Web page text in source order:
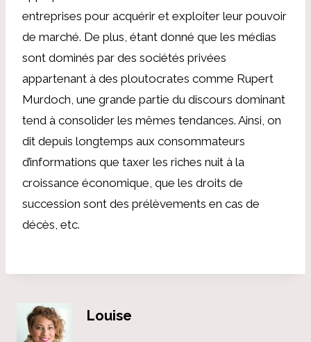
entreprises pour acquérir et exploiter leur pouvoir
de marché. De plus, étant donné que les médias
sont dominés par des sociétés privées
appartenant à des ploutocrates comme Rupert
Murdoch, une grande partie du discours dominant
tend à consolider les mêmes tendances. Ainsi, on
dit depuis longtemps aux consommateurs
d’informations que taxer les riches nuit à la
croissance économique, que les droits de
succession sont des prélèvements en cas de
décès, etc.
Louise